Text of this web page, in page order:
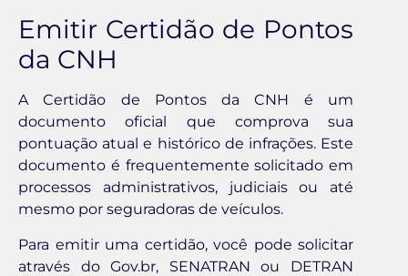
Emitir Certidão de Pontos
da CNH
A Certidão de Pontos da CNH é um
documento oficial que comprova sua
pontuação atual e histórico de infrações. Este
documento é frequentemente solicitado em
processos administrativos, judiciais ou até
mesmo por seguradoras de veículos.
Para emitir uma certidão, você pode solicitar
através do Gov.br, SENATRAN ou DETRAN